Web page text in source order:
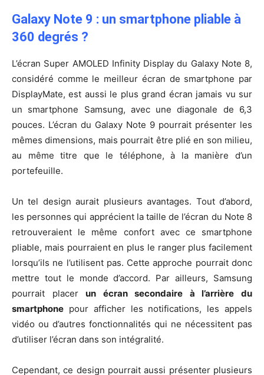
Galaxy Note 9 : un smartphone pliable à
360 degrés ?
L’écran Super AMOLED Infinity Display du Galaxy Note 8,
considéré comme le meilleur écran de smartphone par
DisplayMate, est aussi le plus grand écran jamais vu sur
un smartphone Samsung, avec une diagonale de 6,3
pouces. L’écran du Galaxy Note 9 pourrait présenter les
mêmes dimensions, mais pourrait être plié en son milieu,
au même titre que le téléphone, à la manière d’un
portefeuille.
Un tel design aurait plusieurs avantages. Tout d’abord,
les personnes qui apprécient la taille de l’écran du Note 8
retrouveraient le même confort avec ce smartphone
pliable, mais pourraient en plus le ranger plus facilement
lorsqu’ils ne l’utilisent pas. Cette approche pourrait donc
mettre tout le monde d’accord. Par ailleurs, Samsung
pourrait placerun écran secondaire à l’arrière du
smartphone pour afficher les notifications, les appels
vidéo ou d’autres fonctionnalités qui ne nécessitent pas
d’utiliser l’écran dans son intégralité.
Cependant, ce design pourrait aussi présenter plusieurs